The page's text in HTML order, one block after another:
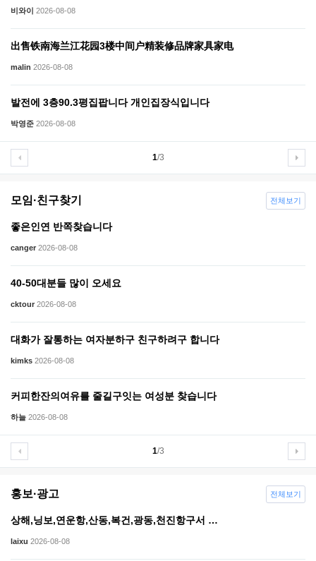
비와이 2026-08-08
出售铁南海兰江花园3楼中间户精装修品牌家具家电
malin 2026-08-08
발전에 3층90.3평집팝니다 개인집장식입니다
박영준 2026-08-08
1/3
모임·친구찾기
좋은인연 반쪽찾습니다
canger 2026-08-08
40-50대분들 많이 오세요
cktour 2026-08-08
대화가 잘통하는 여자분하구 친구하려구 합니다
kimks 2026-08-08
커피한잔의여유를 줄길구잇는 여성분 찾습니다
하늘 2026-08-08
1/3
전체보기
홍보·광고
상해,닝보,연운항,산동,복건,광동,천진항구서 …
laixu 2026-08-08
전체보기